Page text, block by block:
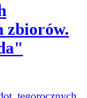
zbiorów.